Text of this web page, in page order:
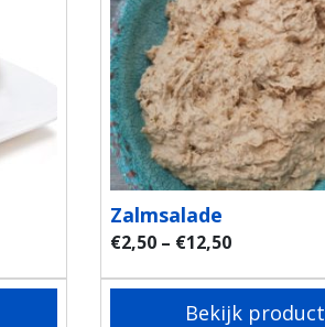
Zalmsalade
€2,50 – €12,50
Bekijk product